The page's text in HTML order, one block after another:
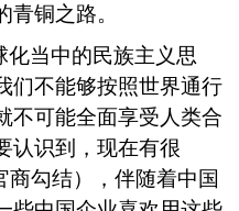
铜之路。
当中的民族主义思
们不能够按照世界通行
不可能全面享受人类合
认识到，现在有很
商勾结），伴随着中国